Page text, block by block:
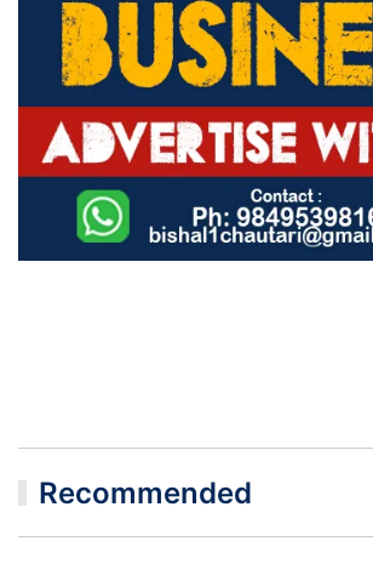
Recommended